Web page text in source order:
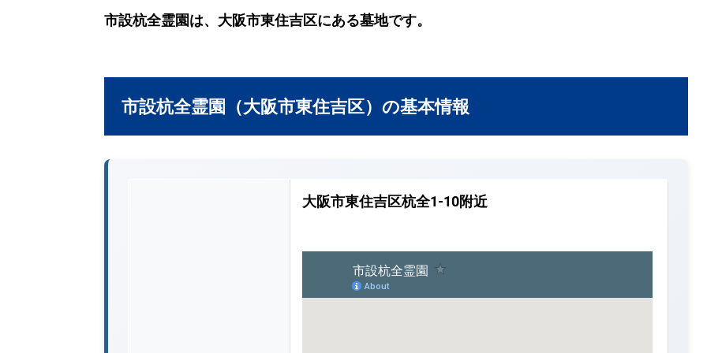
市設杭全霊園は、大阪市東住吉区にある墓地です。
市設杭全霊園（大阪市東住吉区）の基本情報
大阪市東住吉区杭全1-10附近